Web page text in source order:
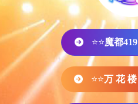
⭐⭐魔都419
⭐⭐万 花 楼